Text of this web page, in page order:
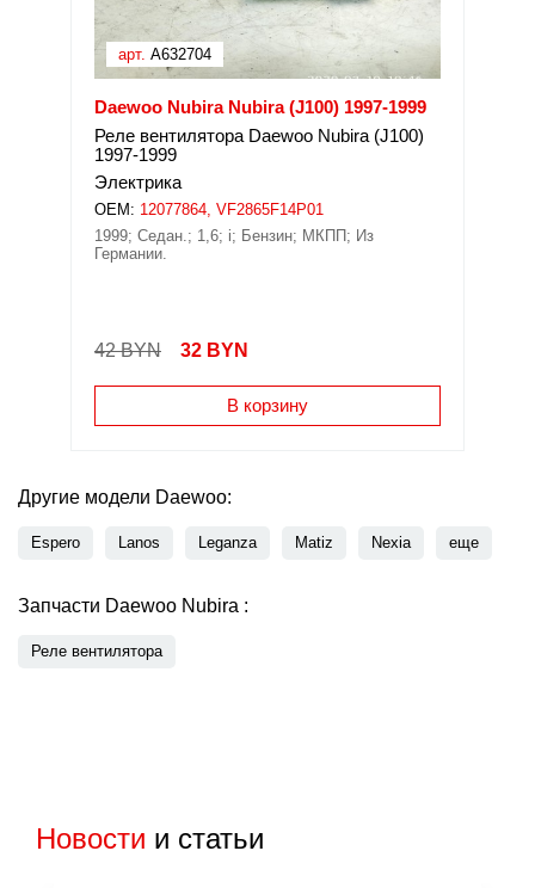
арт. A632704
Daewoo Nubira Nubira (J100) 1997-1999
Реле вентилятора Daewoo Nubira (J100)
1997-1999
Электрика
OEM: 12077864, VF2865F14P01
1999; Седан.; 1,6; i; Бензин; МКПП; Из
Германии.
42 BYN 32 BYN
В корзину
Другие модели Daewoo:
Espero Lanos Leganza Matiz Nexia еще
Запчасти Daewoo Nubira :
Реле вентилятора
Новости и статьи